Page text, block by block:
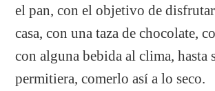
el pan, con el objetivo de
casa, con una taza de chocolate,
con alguna bebida al clima, hasta
permitiera, comerlo así a lo seco.